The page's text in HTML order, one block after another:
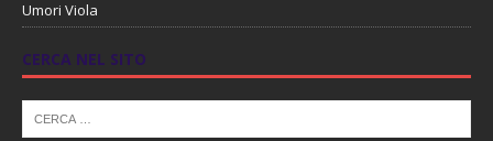
Umori Viola
CERCA NEL SITO